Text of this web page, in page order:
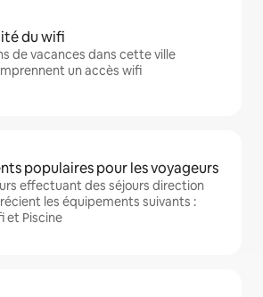
du wifi
de vacances dans cette ville
un accès wifi
populaires pour les voyageurs
effectuant des séjours direction
les équipements suivants :
et Piscine